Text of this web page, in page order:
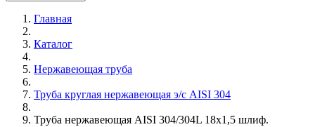
Главная
Каталог
Нержавеющая труба
Труба круглая нержавеющая э/с AISI 304
Труба нержавеющая AISI 304/304L 18х1,5 шлиф.